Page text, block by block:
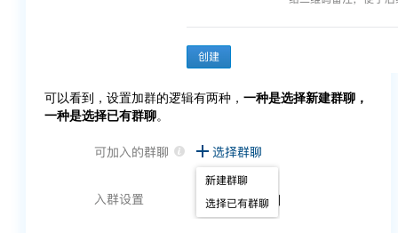
可以看到，设置加群的逻辑有两种， 一种是选择新建群聊，
一种是选择已有群聊。